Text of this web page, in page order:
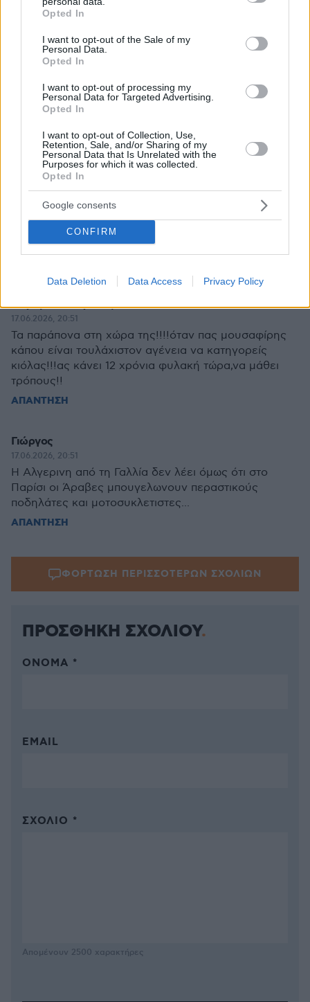
grant or deny consent to Google and its third-party tags to
use your data for below specified purposes in below Google
consent section.
Opted In
I want to opt-out of the Sale of my
Personal Data.
Opted In
I want to opt-out of processing my
Personal Data for Targeted Advertising.
Opted In
I want to opt-out of Collection, Use,
Retention, Sale, and/or Sharing of my
Personal Data that Is Unrelated with the
Purposes for which it was collected.
Opted In
Google consents
CONFIRM
Data Deletion Data Access Privacy Policy
Τυνησία που αναφέρεις δεν είναι επικίνδυνη. Τα
να έχεις καλή ενημέρωση και να είσαι
προσεκτικός όταν επισκέπτεσαι ένα καινούργιο
ΑΠΑΝΤΗΣΗ
Ένας άλλος
17.06.2026, 20:54
ένας άλλος έλεγε ότι γι αυτό δεν πάει σέ
μουσουλμανικές χώρες, γιατί μπορείς να μπλέξεις
χωρίς να το καταλάβεις γιατί έχουν άλλα ήθη και
έθιμα και βεβαίως άλλους νόμους.
ΑΠΑΝΤΗΣΗ
Μπράβο στο κράτος
17.06.2026, 20:51
Τα παράπονα στη χώρα της!!!!όταν πας μουσαφίρης
κάπου είναι τουλάχιστον αγένεια να κατηγορείς
κιόλας!!!ας κάνει 12 χρόνια φυλακή τώρα,να μάθει
τρόπους!!
ΑΠΑΝΤΗΣΗ
Γιώργος
17.06.2026, 20:51
Η Αλγερινη από τη Γαλλία δεν λέει όμως ότι στο
Παρίσι οι Άραβες μπουγελωνουν περαστικούς
ποδηλάτες και μοτοσυκλετιστες...
ΑΠΑΝΤΗΣΗ
ΦΟΡΤΩΣΗ ΠΕΡΙΣΣΟΤΕΡΩΝ ΣΧΟΛΙΩΝ
ΠΡΟΣΘΗΚΗ ΣΧΟΛΙΟΥ
ΌΝΟΜΑ *
EMAIL
ΣΧΌΛΙΟ *
Απομένουν 2500 χαρακτήρες